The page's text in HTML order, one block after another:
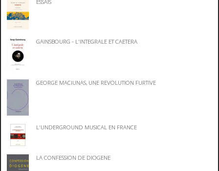
ESSAIS
GAINSBOURG - L'INTEGRALE ET CAETERA
GEORGE MACIUNAS, UNE REVOLUTION FURTIVE
L'UNDERGROUND MUSICAL EN FRANCE
LA CONFESSION DE DIOGENE